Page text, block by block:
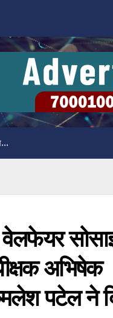
अभिषेक
पटेल ने